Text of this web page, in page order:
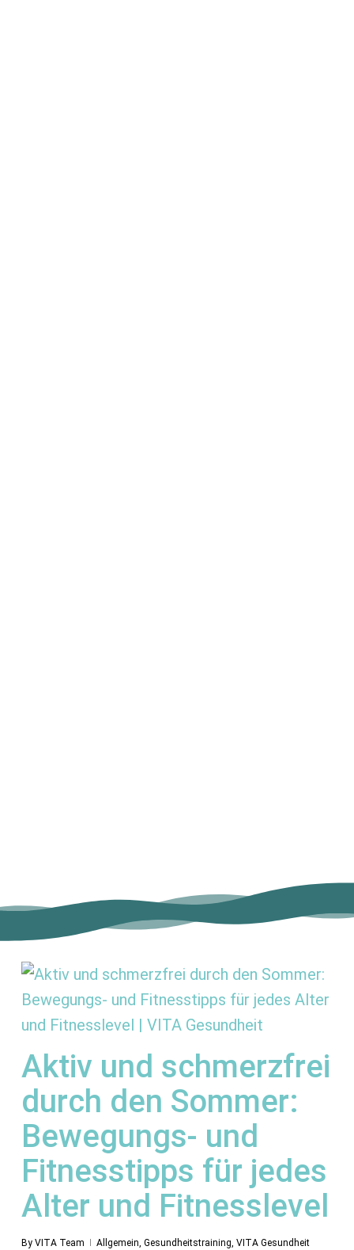
Aktiv und schmerzfrei
durch den Sommer:
Bewegungs- und
Fitnesstipps für jedes
Alter und Fitnesslevel
By VITA Team Allgemein, Gesundheitstraining, VITA Gesundheit